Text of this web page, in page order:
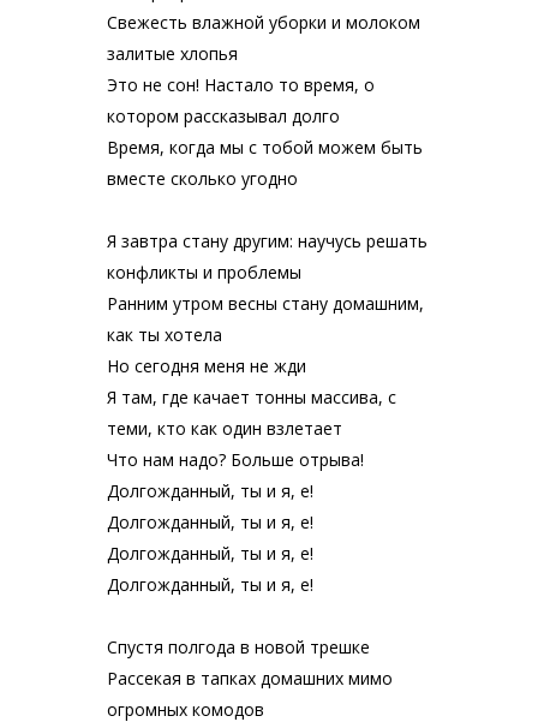
Свежесть влажной уборки и молоком
залитые хлопья
Это не сон! Настало то время, о
котором рассказывал долго
Время, когда мы с тобой можем быть
вместе сколько угодно
Я завтра стану другим: научусь решать
конфликты и проблемы
Ранним утром весны стану домашним,
как ты хотела
Но сегодня меня не жди
Я там, где качает тонны массива, с
теми, кто как один взлетает
Что нам надо? Больше отрыва!
Долгожданный, ты и я, е!
Долгожданный, ты и я, е!
Долгожданный, ты и я, е!
Долгожданный, ты и я, е!
Спустя полгода в новой трешке
Рассекая в тапках домашних мимо
огромных комодов